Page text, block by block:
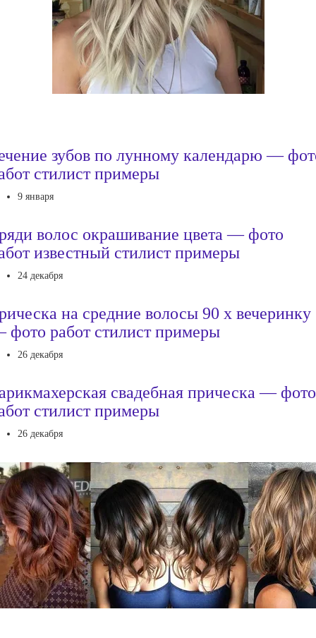
зубов по лунному календарю —
стилист примеры
9 января
волос окрашивание цвета — фото
известный стилист примеры
24 декабря
на средние волосы 90 х вечеринку
работ стилист примеры
26 декабря
свадебная прическа — фото
стилист примеры
26 декабря